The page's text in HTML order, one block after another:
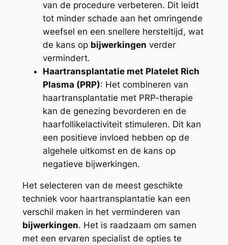
van de procedure verbeteren. Dit leidt
tot minder schade aan het omringende
weefsel en een snellere hersteltijd, wat
de kans op bijwerkingen verder
vermindert.
Haartransplantatie met Platelet Rich
Plasma (PRP): Het combineren van
haartransplantatie met PRP-therapie
kan de genezing bevorderen en de
haarfollikelactiviteit stimuleren. Dit kan
een positieve invloed hebben op de
algehele uitkomst en de kans op
negatieve bijwerkingen.
Het selecteren van de meest geschikte
techniek voor haartransplantatie kan een
verschil maken in het verminderen van
bijwerkingen. Het is raadzaam om samen
met een ervaren specialist de opties te